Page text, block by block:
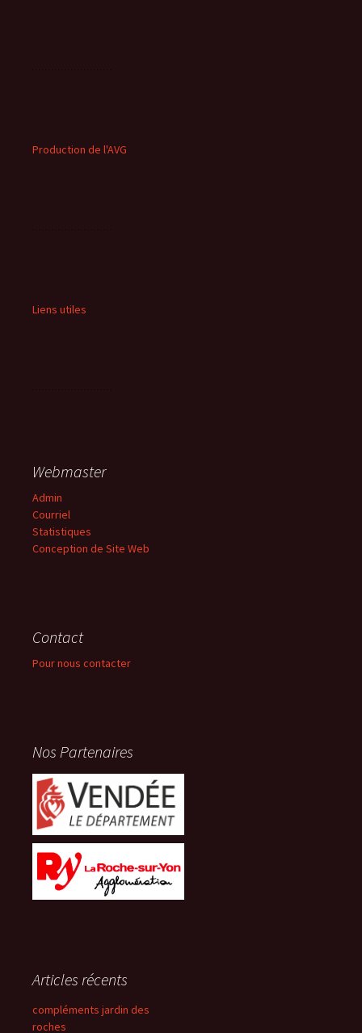
Production de l'AVG
Liens utiles
Webmaster
Admin
Courriel
Statistiques
Conception de Site Web
Contact
Pour nous contacter
Nos Partenaires
Articles récents
compléments jardin des
roches